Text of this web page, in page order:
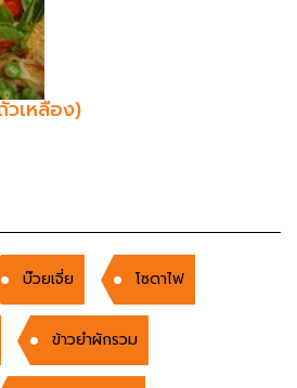
วเหลือง)
บ๊วยเจี่ย โซดาไฟ
ข้าวยำผักรวม